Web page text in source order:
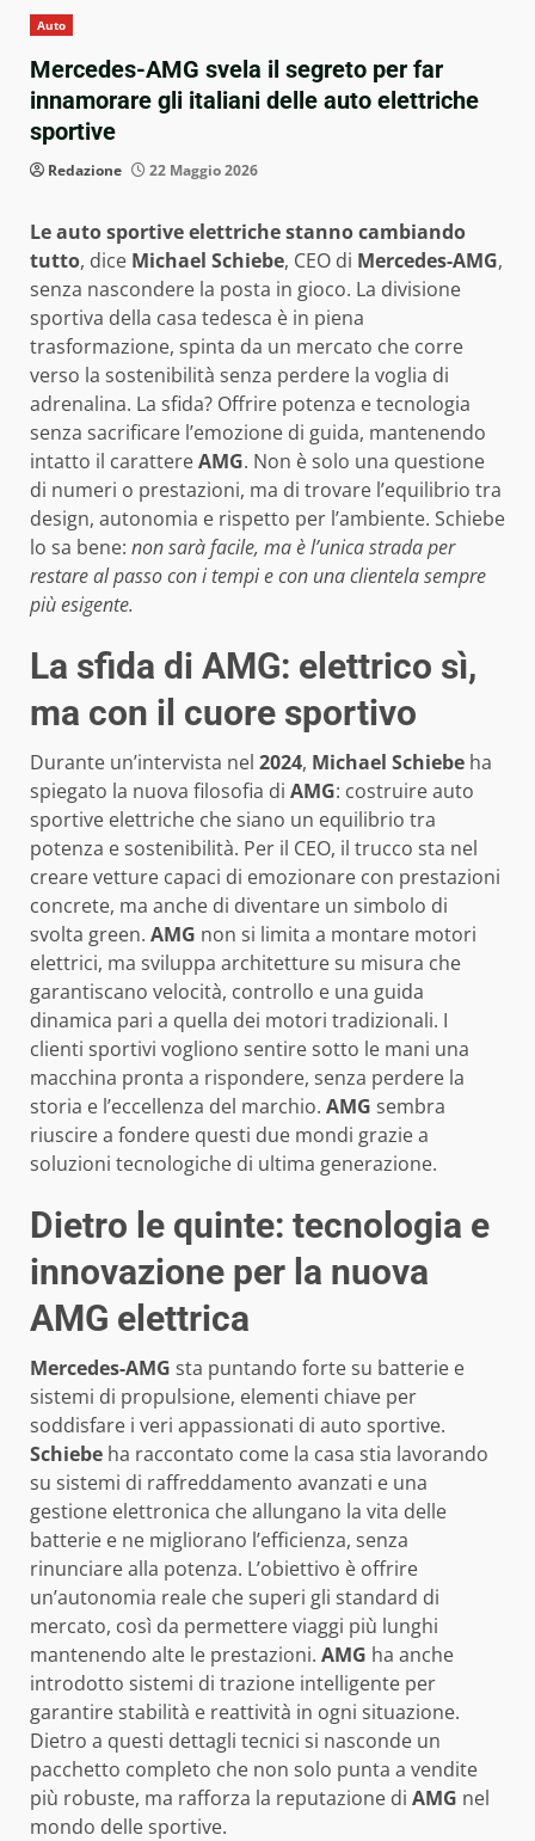
Auto
Mercedes-AMG svela il segreto per far
innamorare gli italiani delle auto elettriche
sportive
Redazione 22 Maggio 2026
Le auto sportive elettriche stanno cambiando
tutto, dice Michael Schiebe, CEO di Mercedes-AMG,
senza nascondere la posta in gioco. La divisione
sportiva della casa tedesca è in piena
trasformazione, spinta da un mercato che corre
verso la sostenibilità senza perdere la voglia di
adrenalina. La sfida? Offrire potenza e tecnologia
senza sacrificare l’emozione di guida, mantenendo
intatto il carattereAMG. Non è solo una questione
di numeri o prestazioni, ma di trovare l’equilibrio tra
design, autonomia e rispetto per l’ambiente. Schiebe
lo sa bene: non sarà facile, ma è l’unica strada per
restare al passo con i tempi e con una clientela sempre
più esigente.
La sfida di AMG: elettrico sì,
ma con il cuore sportivo
Durante un’intervista nel 2024, Michael Schiebe ha
spiegato la nuova filosofia di AMG: costruire auto
sportive elettriche che siano un equilibrio tra
potenza e sostenibilità. Per il CEO, il trucco sta nel
creare vetture capaci di emozionare con prestazioni
concrete, ma anche di diventare un simbolo di
svolta green. AMG non si limita a montare motori
elettrici, ma sviluppa architetture su misura che
garantiscano velocità, controllo e una guida
dinamica pari a quella dei motori tradizionali. I
clienti sportivi vogliono sentire sotto le mani una
macchina pronta a rispondere, senza perdere la
storia e l’eccellenza del marchio. AMG sembra
riuscire a fondere questi due mondi grazie a
soluzioni tecnologiche di ultima generazione.
Dietro le quinte: tecnologia e
innovazione per la nuova
AMG elettrica
Mercedes-AMG sta puntando forte su batterie e
sistemi di propulsione, elementi chiave per
soddisfare i veri appassionati di auto sportive.
Schiebe ha raccontato come la casa stia lavorando
su sistemi di raffreddamento avanzati e una
gestione elettronica che allungano la vita delle
batterie e ne migliorano l’efficienza, senza
rinunciare alla potenza. L’obiettivo è offrire
un’autonomia reale che superi gli standard di
mercato, così da permettere viaggi più lunghi
mantenendo alte le prestazioni. AMG ha anche
introdotto sistemi di trazione intelligente per
garantire stabilità e reattività in ogni situazione.
Dietro a questi dettagli tecnici si nasconde un
pacchetto completo che non solo punta a vendite
più robuste, ma rafforza la reputazione di AMG nel
mondo delle sportive.